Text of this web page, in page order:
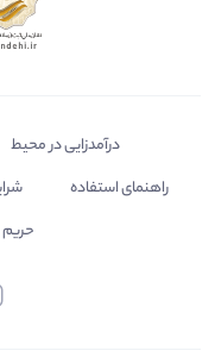
درآمدزایی در محیط
راهنمای استفاده